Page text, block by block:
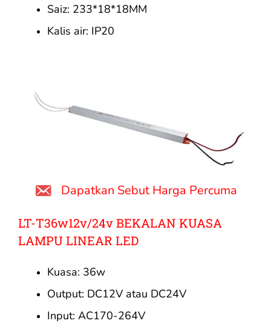
Saiz: 233*18*18MM
Kalis air: IP20
Dapatkan Sebut Harga Percuma
LT-T36w12v/24v BEKALAN KUASA
LAMPU LINEAR LED
Kuasa: 36w
Output: DC12V atau DC24V
Input: AC170-264V